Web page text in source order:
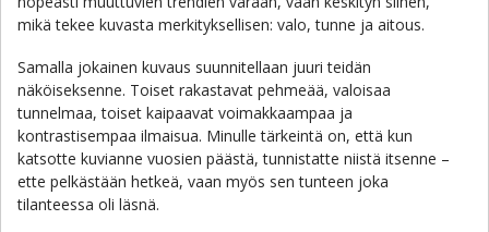
mikä tekee kuvasta merkityksellisen: valo, tunne ja aitous.
Samalla jokainen kuvaus suunnitellaan juuri teidän
näköiseksenne. Toiset rakastavat pehmeää, valoisaa
tunnelmaa, toiset kaipaavat voimakkaampaa ja
kontrastisempaa ilmaisua. Minulle tärkeintä on, että kun
katsotte kuvianne vuosien päästä, tunnistatte niistä itsenne –
ette pelkästään hetkeä, vaan myös sen tunteen joka
tilanteessa oli läsnä.